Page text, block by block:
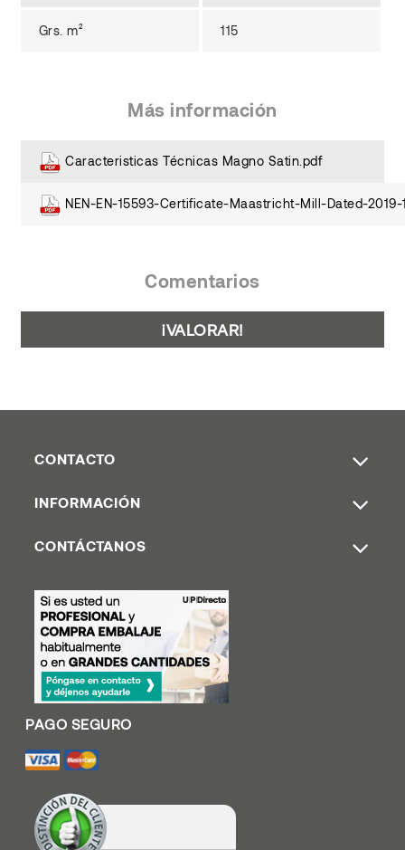
Grs. m² 115
Más información
Caracteristicas Técnicas Magno Satin.pdf
NEN-EN-15593-Certificate-Maastricht-Mill-Dated-
Comentarios
¡VALORAR!
CONTACTO
INFORMACIÓN
CONTÁCTANOS